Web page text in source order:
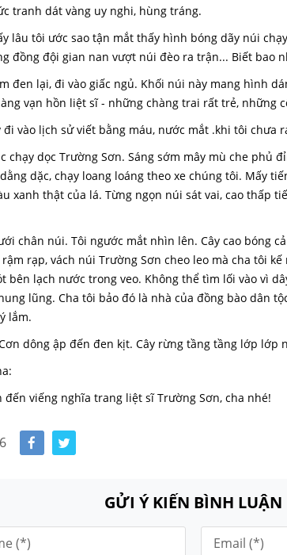
tranh dát vàng uy nghi, hùng tráng.
lâu tôi ước sao tận mắt thấy hình bóng dãy núi
đồng đội gian nan vượt núi đèo ra trận... Biết bao
đen lại, đi vào giấc ngủ. Khối núi này mang hình
vạn hồn liệt sĩ - những chàng trai rất trẻ, những
vào lịch sử viết bằng máu, nước mắt .khi tôi chưa
chạy dọc Trường Sơn. Sáng sớm mây mù che phủ
dặc, chạy loang loáng theo xe chúng tôi. Mấy
xanh thật của lá. Từng ngọn núi sát vai, cao thấp
chân núi. Tôi ngước mắt nhìn lên. Cây cao bóng
rạp, vách núi Trường Sơn cheo leo mà cha tôi
bên lạch nước trong veo. Không thể tìm lối vào vì
lũng. Cha tôi bảo đó là nhà của đồng bào dân
lắm.
dông ập đến đen kịt. Cây rừng tầng tầng lớp lớp
đến viếng nghĩa trang liệt sĩ Trường Sơn, cha nhé!
GỬI Ý KIẾN BÌNH LUẬN